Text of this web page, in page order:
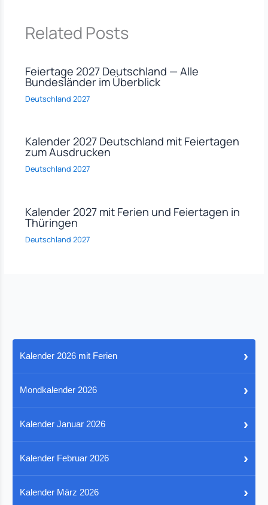
Related Posts
Feiertage 2027 Deutschland — Alle
Bundesländer im Überblick
Deutschland 2027
Kalender 2027 Deutschland mit Feiertagen
zum Ausdrucken
Deutschland 2027
Kalender 2027 mit Ferien und Feiertagen in
Thüringen
Deutschland 2027
Kalender 2026 mit Ferien ›
Mondkalender 2026 ›
Kalender Januar 2026 ›
Kalender Februar 2026 ›
Kalender März 2026 ›